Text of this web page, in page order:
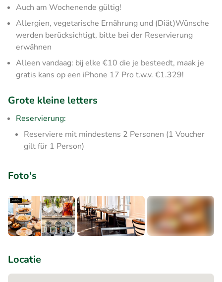
Auch am Wochenende gültig!
Allergien, vegetarische Ernährung und (Diät)Wünsche
werden berücksichtigt, bitte bei der Reservierung
erwähnen
Alleen vandaag: bij elke €10 die je besteedt, maak je
gratis kans op een iPhone 17 Pro t.w.v. €1.329!
Grote kleine letters
Reservierung:
​Reserviere mit mindestens 2 Personen (1 Voucher
gilt für 1 Person)
Foto's
Locatie